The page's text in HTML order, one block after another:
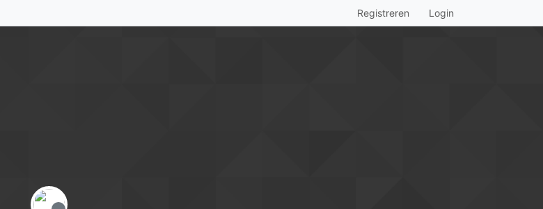
Registreren Login